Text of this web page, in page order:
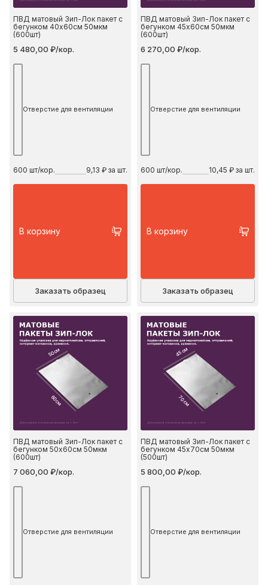
ПВД матовый Зип-Лок пакет с
бегунком 40х60см 50мкм
(600шт)
5 480,00 ₽/кор.
Отверстие для вентиляции
600 шт/кор. 9,13 ₽ за шт.
В корзину
Заказать образец
ПВД матовый Зип-Лок пакет с
бегунком 45х60см 50мкм
(600шт)
6 270,00 ₽/кор.
Отверстие для вентиляции
600 шт/кор. 10,45 ₽ за шт.
В корзину
Заказать образец
50 см
60 см
ПВД матовый Зип-Лок пакет с
бегунком 50х60см 50мкм
(600шт)
7 060,00 ₽/кор.
Отверстие для вентиляции
45 см
70 см
ПВД матовый Зип-Лок пакет с
бегунком 45х70см 50мкм
(500шт)
5 800,00 ₽/кор.
Отверстие для вентиляции